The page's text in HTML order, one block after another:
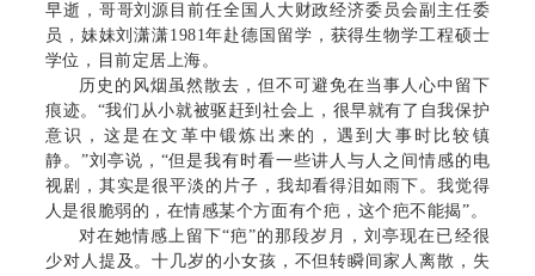
早逝，哥哥刘源目前任全国人大财政经济委员会副主任委
员，妹妹刘潇潇1981年赴德国留学，获得生物学工程硕士
学位，目前定居上海。
历史的风烟虽然散去，但不可避免在当事人心中留下
痕迹。“我们从小就被驱赶到社会上，很早就有了自我保护
意识，这是在文革中锻炼出来的，遇到大事时比较镇
静。”刘亭说，“但是我有时看一些讲人与人之间情感的电
视剧，其实是很平淡的片子，我却看得泪如雨下。我觉得
人是很脆弱的，在情感某个方面有个疤，这个疤不能揭”。
对在她情感上留下“疤”的那段岁月，刘亭现在已经很
少对人提及。十几岁的小女孩，不但转瞬间家人离散，失